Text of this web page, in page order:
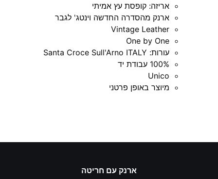
אריזה: קופסת עץ אמיתי
ארנק מהסדרה החדשה וינטג' לגבר
Vintage Leather
One by One
עורות: Santa Croce Sull'Arno ITALY
100% עבודת יד
Unico
מיוצר באופן פרטני
ארנק עם חריטה